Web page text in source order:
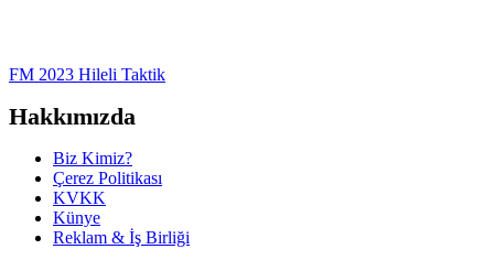
FM 2023 Hileli Taktik
Hakkımızda
Biz Kimiz?
Çerez Politikası
KVKK
Künye
Reklam & İş Birliği